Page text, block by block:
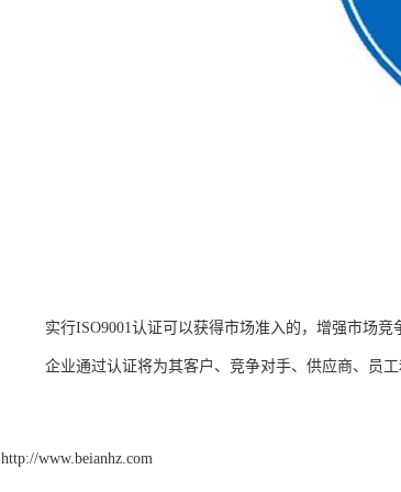
实行ISO9001认证可以获得市场准入的，增强市场竞
企业通过认证将为其客户、竞争对手、供应商、员
http://www.beianhz.com